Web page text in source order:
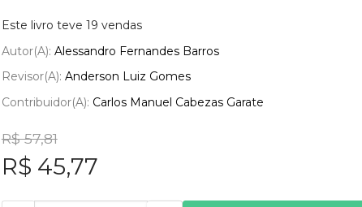
Este livro teve 19 vendas
Autor(a): Alessandro Fernandes Barros
Revisor(a): Anderson Luiz Gomes
Contribuidor(a): Carlos Manuel Cabezas Garate
R$ 57,81
R$ 45,77